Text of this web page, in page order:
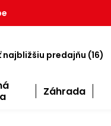
najbližšiu predajňu (16)
Záhrada